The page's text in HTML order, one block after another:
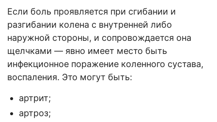
Если боль проявляется при сгибании и
разгибании колена с внутренней либо
наружной стороны, и сопровождается она
щелчками — явно имеет место быть
инфекционное поражение коленного сустава,
воспаления. Это могут быть:
артрит;
артроз;